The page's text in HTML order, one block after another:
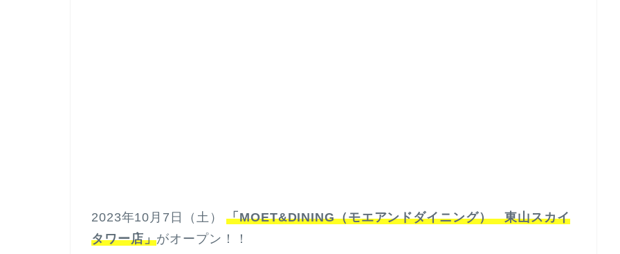
2023年10月7日（土）「MOET&DINING（モエアンドダイニング） 東山スカイ
タワー店」がオープン！！